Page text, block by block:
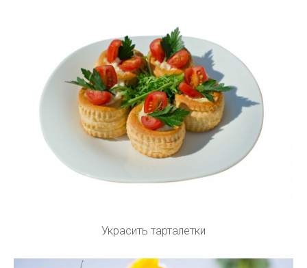
Украсить тарталетки